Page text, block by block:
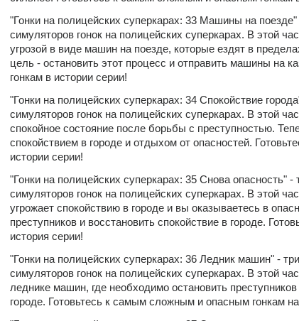
"Гонки на полицейских суперкарах: 33 Машины на поезде"
симуляторов гонок на полицейских суперкарах. В этой
угрозой в виде машин на поезде, которые ездят в
цель - остановить этот процесс и отправить машины на
гонкам в истории серии!
"Гонки на полицейских суперкарах: 34 Спокойствие
симуляторов гонок на полицейских суперкарах. В этой
спокойное состояние после борьбы с преступностью.
спокойствием в городе и отдыхом от опасностей.
истории серии!
"Гонки на полицейских суперкарах: 35 Снова опасность" -
симуляторов гонок на полицейских суперкарах. В этой
угрожает спокойствию в городе и вы оказываетесь в
преступников и восстановить спокойствие в городе.
история серии!
"Гонки на полицейских суперкарах: 36 Ледник машин" -
симуляторов гонок на полицейских суперкарах. В этой
леднике машин, где необходимо остановить
городе. Готовьтесь к самым сложным и опасным гонкам